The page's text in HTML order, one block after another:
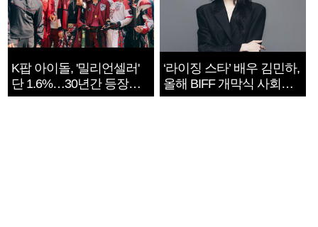
K팝 아이돌, '밀리언셀러'
단 1.6%…30년간 등장
1182개팀 전수조사
‘라이징 스타’ 배우 김민하,
올해 BIFF 개막식 사회자
확정